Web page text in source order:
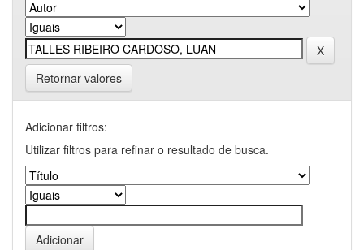
Retornar valores
Adicionar filtros:
Utilizar filtros para refinar o resultado de busca.